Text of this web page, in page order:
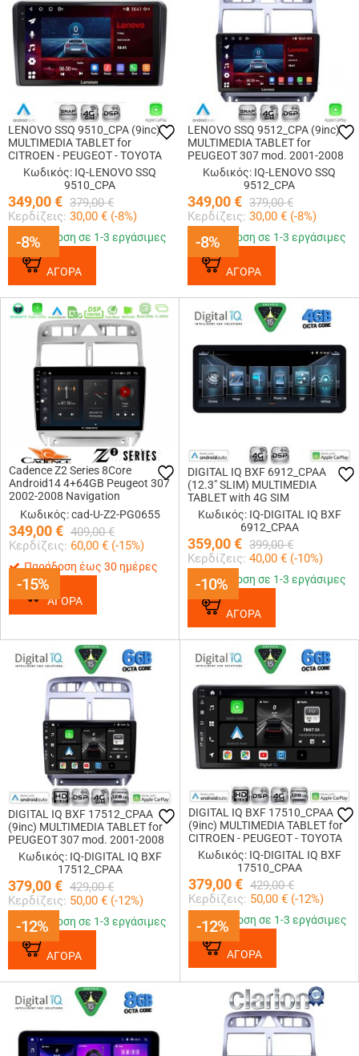
-8%
LENOVO SSQ 9510_CPA (9inc)
MULTIMEDIA TABLET for
CITROEN - PEUGEOT - TOYOTA
Κωδικός: IQ-LENOVO SSQ
9510_CPA
349,00€ 379,00 €
Κερδίζεις: 30,00 € (-8%)
-8%
Παράδοση σε 1-3 εργάσιμες
ΑΓΟΡΑ
-8%
LENOVO SSQ 9512_CPA (9inc)
MULTIMEDIA TABLET for
PEUGEOT 307 mod. 2001-2008
Κωδικός: IQ-LENOVO SSQ
9512_CPA
349,00€ 379,00 €
Κερδίζεις: 30,00 € (-8%)
-8%
Παράδοση σε 1-3 εργάσιμες
ΑΓΟΡΑ
-15%
Cadence Z2 Series 8Core
Android14 4+64GB Peugeot 307
2002-2008 Navigation
Multimedia Tablet 9 Με Carplay
& Android Auto
Κωδικός: cad-U-Z2-PG0655
349,00€ 409,00 €
Κερδίζεις: 60,00 € (-15%)
-15%
Παράδοση έως 30 ημέρες
ΑΓΟΡΑ
-10%
DIGITAL IQ BXF 6912_CPAA
(12.3" SLIM) MULTIMEDIA
TABLET with 4G SIM
Κωδικός: IQ-DIGITAL IQ BXF
6912_CPAA
359,00€ 399,00 €
Κερδίζεις: 40,00 € (-10%)
-10%
Παράδοση σε 1-3 εργάσιμες
ΑΓΟΡΑ
-12%
DIGITAL IQ BXF 17512_CPAA
(9inc) MULTIMEDIA TABLET for
PEUGEOT 307 mod. 2001-2008
Κωδικός: IQ-DIGITAL IQ BXF
17512_CPAA
379,00€ 429,00 €
Κερδίζεις: 50,00 € (-12%)
-12%
Παράδοση σε 1-3 εργάσιμες
ΑΓΟΡΑ
-12%
DIGITAL IQ BXF 17510_CPAA
(9inc) MULTIMEDIA TABLET for
CITROEN - PEUGEOT - TOYOTA
Κωδικός: IQ-DIGITAL IQ BXF
17510_CPAA
379,00€ 429,00 €
Κερδίζεις: 50,00 € (-12%)
-12%
Παράδοση σε 1-3 εργάσιμες
ΑΓΟΡΑ